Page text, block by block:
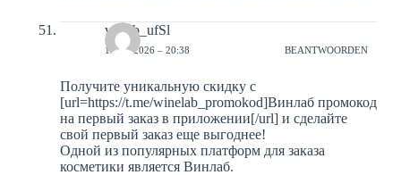
vinlab_ufSl
13-01-2026 – 20:38 BEANTWOORDEN
Получите уникальную скидку с
[url=https://t.me/winelab_promokod]Винлаб промокод
на первый заказ в приложении[/url] и сделайте
свой первый заказ еще выгоднее!
Одной из популярных платформ для заказа
косметики является Винлаб.